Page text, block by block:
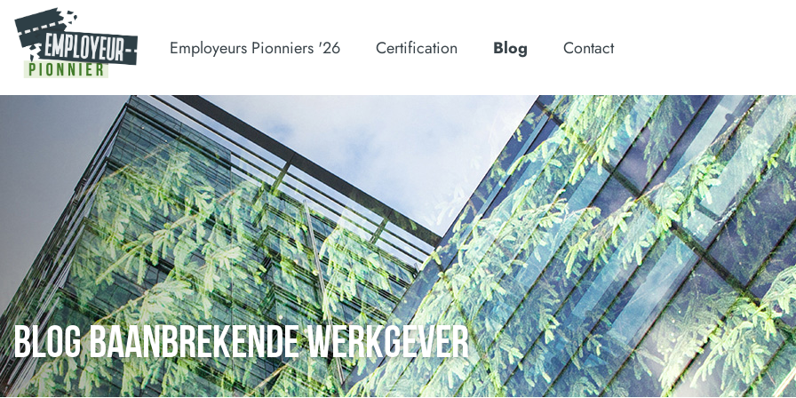
Employeurs Pionniers '26 Certification Blog Contact
BLOG BAANBREKENDE WERKGEVER